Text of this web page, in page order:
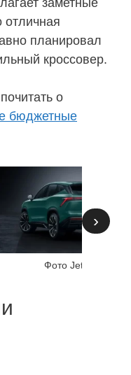
заметные
отличная
планировал
кроссовер.
о
бюджетные
Фото Jetour
›